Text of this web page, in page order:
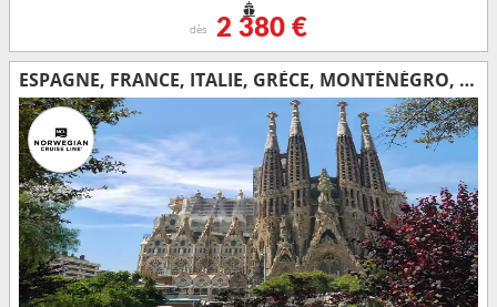
dès 2 380 €
ESPAGNE, FRANCE, ITALIE, GRÈCE, MONTÉNÉGRO, CROATIE